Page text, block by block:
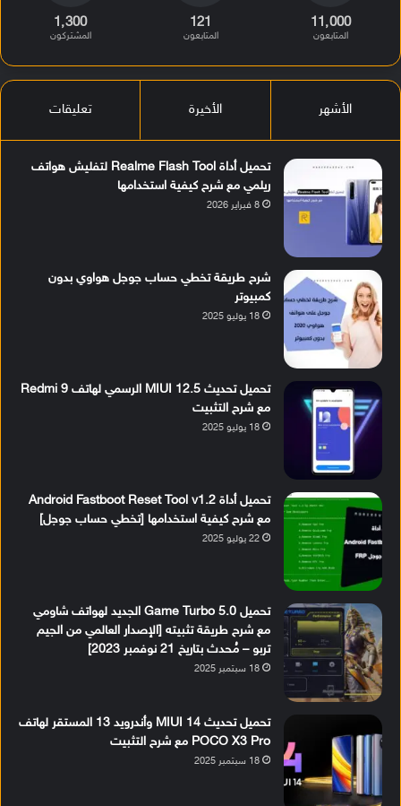
11٬000
المتابعون
121
المتابعون
1٬300
المشتركون
الأشهر الأخيرة تعليقات
تحميل أداة Realme Flash Tool لتفليش هواتف
ريلمي مع شرح كيفية استخدامها
8 فبراير 2026
شرح طريقة تخطي حساب جوجل هواوي بدون
كمبيوتر
18 يوليو 2025
تحميل تحديث MIUI 12.5 الرسمي لهاتف Redmi 9
مع شرح التثبيت
18 يوليو 2025
تحميل أداة Android Fastboot Reset Tool v1.2
مع شرح كيفية استخدامها [تخطي حساب جوجل]
22 يوليو 2025
تحميل Game Turbo 5.0 الجديد لهواتف شاومي
مع شرح طريقة تثبيته [الإصدار العالمي من الجيم
تربو – مُحدث بتاريخ 21 نوفمبر 2023]
18 سبتمبر 2025
تحميل تحديث MIUI 14 وأندرويد 13 المستقر لهاتف
POCO X3 Pro مع شرح التثبيت
18 سبتمبر 2025